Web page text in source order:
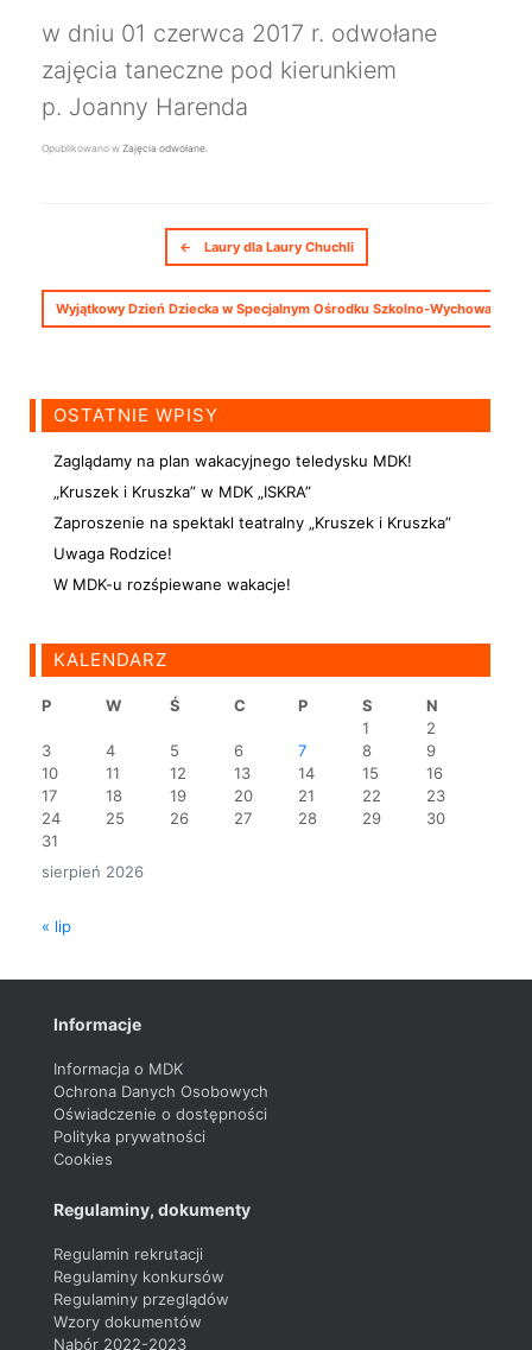
w dniu 01 czerwca 2017 r. odwołane
zajęcia taneczne pod kierunkiem
p. Joanny Harenda
Opublikowano w Zajęcia odwołane
Nawigacja postów
← Laury dla Laury Chuchli
Wyjątkowy Dzień Dziecka w Specjalnym Ośrodku Szkolno-
OSTATNIE WPISY
Zaglądamy na plan wakacyjnego teledysku MDK!
„Kruszek i Kruszka” w MDK „ISKRA”
Zaproszenie na spektakl teatralny „Kruszek i Kruszka”
Uwaga Rodzice!
W MDK-u rozśpiewane wakacje!
KALENDARZ
sierpień 2026
P W Ś C P S
N
1
2
3
4 5 6 7 8
9
10
11 12 13 14 15
16
17
18 19 20 21 22
23
24
25 26 27 28 29
30
31
« lip
Informacje
Informacja o MDK
Ochrona Danych Osobowych
Oświadczenie o dostępności
Polityka prywatności
Cookies
Regulaminy, dokumenty
Regulamin rekrutacji
Regulaminy konkursów
Regulaminy przeglądów
Wzory dokumentów
Nabór 2022-2023